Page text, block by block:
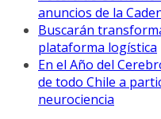
anuncios de la
Buscarán
plataforma logística
En el Año del
de todo Chile a
neurociencia